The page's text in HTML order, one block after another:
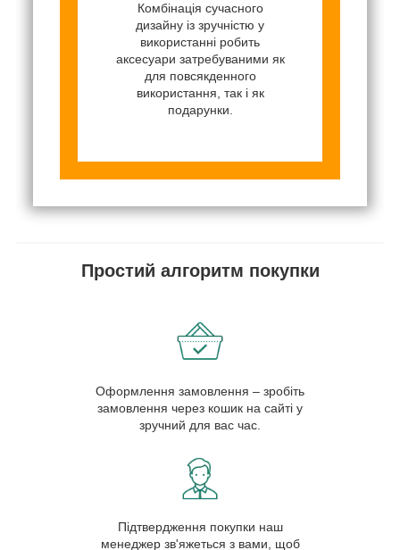
Комбінація сучасного
дизайну із зручністю у
використанні робить
аксесуари затребуваними як
для повсякденного
використання, так і як
подарунки.
Простий алгоритм покупки
Оформлення замовлення – зробіть
замовлення через кошик на сайті у
зручний для вас час.
Підтвердження покупки наш
менеджер зв'яжеться з вами, щоб